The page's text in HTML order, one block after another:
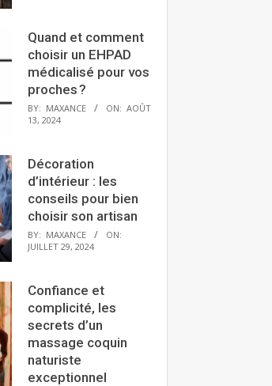
Quand et comment
choisir un EHPAD
médicalisé pour vos
proches ?
BY: MAXANCE ON: AOÛT
13, 2024
Décoration
d’intérieur : les
conseils pour bien
choisir son artisan
BY: MAXANCE
ON:
JUILLET 29, 2024
Confiance et
complicité, les
secrets d’un
massage coquin
naturiste
exceptionnel